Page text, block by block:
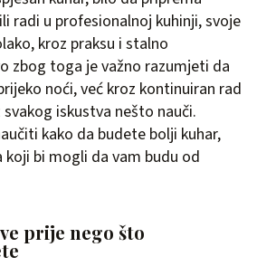
radi u profesionalnoj kuhinji, svoje
kroz praksu i stalno
zbog toga je važno razumjeti da
noći, već kroz kontinuiran rad
iskustva nešto nauči.
kako da budete bolji kuhar,
koji bi mogli da vam budu od
prije nego što